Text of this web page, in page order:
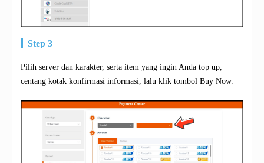
Step 3
Pilih server dan karakter, serta item yang ingin Anda top up,
centang kotak konfirmasi informasi, lalu klik tombol Buy Now.